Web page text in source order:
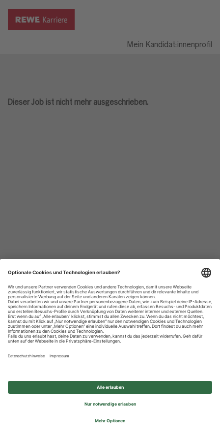
Mein Kandidat:innenprofil
Dieser Job ist nicht mehr ausgeschrieben.
Datenschutzhinweise
Impressum
Privatsphäre-Einstellungen
© 2026 REWE Group - All rights reserved